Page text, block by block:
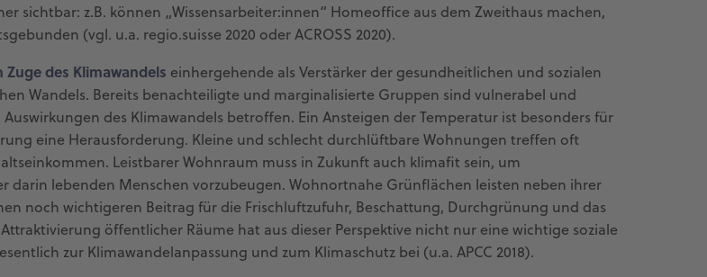
sichtbar: z.B. können „Wissensarbeiter:innen“ Homeoffice aus dem Zweithaus machen,
(vgl. u.a. regio.suisse 2020 oder ACROSS 2020).
Zuge des Klimawandels einhergehende als Verstärker der gesundheitlichen und sozialen
Wandels. Bereits benachteiligte und marginalisierte Gruppen sind vulnerabel und
des Klimawandels betroffen. Ein Ansteigen der Temperatur ist besonders für
eine Herausforderung. Kleine und schlecht durchlüftbare Wohnungen treffen oft
Leistbarer Wohnraum muss in Zukunft auch klimafit sein, um
darin lebenden Menschen vorzubeugen. Wohnortnahe Grünflächen leisten neben ihrer
noch wichtigeren Beitrag für die Frischluftzufuhr, Beschattung, Durchgrünung und das
öffentlicher Räume hat aus dieser Perspektive nicht nur eine wichtige soziale
zur Klimawandelanpassung und zum Klimaschutz bei (u.a. APCC 2018).